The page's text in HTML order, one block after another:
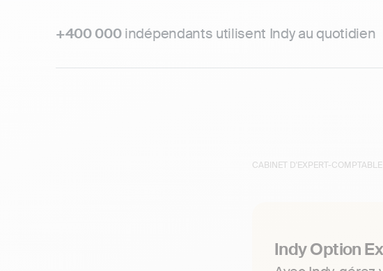
+400 000indépendants utilisent Indy au quotidien
CABINET D'EXPERT-COMPTABLE
Indy Option